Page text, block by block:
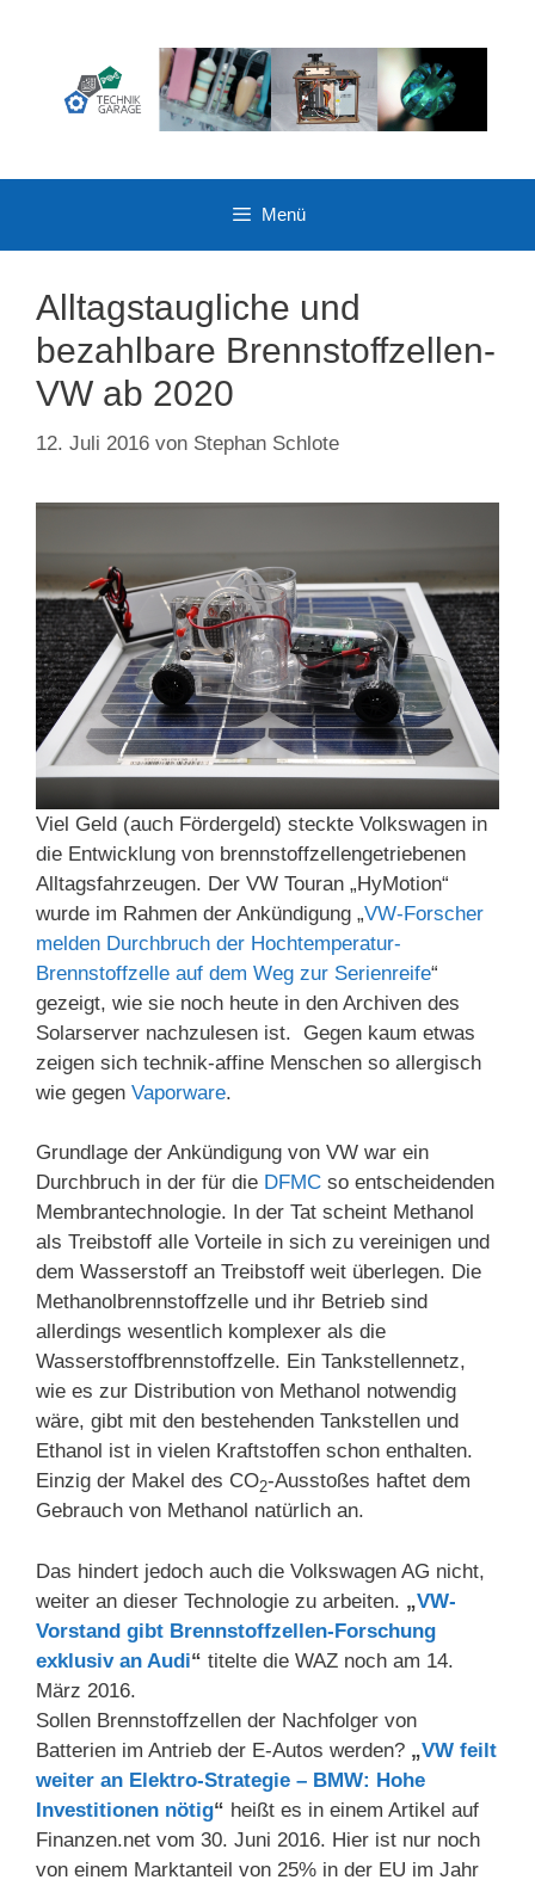
Menü
Alltagstaugliche und
bezahlbare Brennstoffzellen-
VW ab 2020
12. Juli 2016 von Stephan Schlote
Viel Geld (auch Fördergeld) steckte Volkswagen in
die Entwicklung von brennstoffzellengetriebenen
Alltagsfahrzeugen. Der VW Touran „HyMotion“
wurde im Rahmen der Ankündigung „VW-Forscher
melden Durchbruch der Hochtemperatur-
Brennstoffzelle auf dem Weg zur Serienreife“
gezeigt, wie sie noch heute in den Archiven des
Solarserver nachzulesen ist. Gegen kaum etwas
zeigen sich technik-affine Menschen so allergisch
wie gegen Vaporware.
Grundlage der Ankündigung von VW war ein
Durchbruch in der für die DFMC so entscheidenden
Membrantechnologie. In der Tat scheint Methanol
als Treibstoff alle Vorteile in sich zu vereinigen und
dem Wasserstoff an Treibstoff weit überlegen. Die
Methanolbrennstoffzelle und ihr Betrieb sind
allerdings wesentlich komplexer als die
Wasserstoffbrennstoffzelle. Ein Tankstellennetz,
wie es zur Distribution von Methanol notwendig
wäre, gibt mit den bestehenden Tankstellen und
Ethanol ist in vielen Kraftstoffen schon enthalten.
Einzig der Makel des CO2-Ausstoßes haftet dem
Gebrauch von Methanol natürlich an.
Das hindert jedoch auch die Volkswagen AG nicht,
weiter an dieser Technologie zu arbeiten. „VW-
Vorstand gibt Brennstoffzellen-Forschung
exklusiv an Audi“ titelte die WAZ noch am 14.
März 2016.
Sollen Brennstoffzellen der Nachfolger von
Batterien im Antrieb der E-Autos werden? „VW feilt
weiter an Elektro-Strategie – BMW: Hohe
Investitionen nötig“ heißt es in einem Artikel auf
Finanzen.net vom 30. Juni 2016. Hier ist nur noch
von einem Marktanteil von 25% in der EU im Jahr